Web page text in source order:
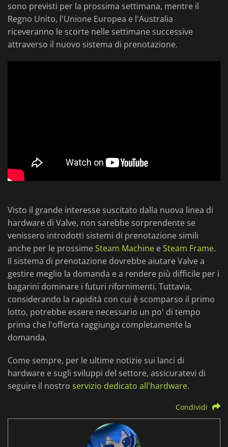
sono previsti per la prossima settimana, mentre il
Regno Unito, l'Unione Europea e l'Australia
riceveranno le scorte nelle settimane successive
attraverso il nuovo sistema di prenotazione.
Visto il grande interesse suscitato dalla nuova linea di
hardware di Valve, non sarebbe sorprendente se
venissero introdotti sistemi di prenotazione simili
anche per le prossimeSteam Machine eSteam Frame.
Il sistema di prenotazione dovrebbe aiutare Valve a
gestire meglio la domanda e a rendere più difficile per i
bagarini dominare i futuri rifornimenti. Tuttavia,
considerando la rapidità con cui è scomparso il primo
lotto, potrebbe essere necessario un po' di tempo
prima che l'offerta raggiunga completamente la
domanda.
Come sempre, per le ultime notizie sui lanci di
hardware e sugli sviluppi del settore, assicuratevi di
seguire il nostro servizio dedicato all'hardware.
Condividi